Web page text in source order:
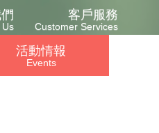
Us
客戶服務
Customer Services
活動情報
Events